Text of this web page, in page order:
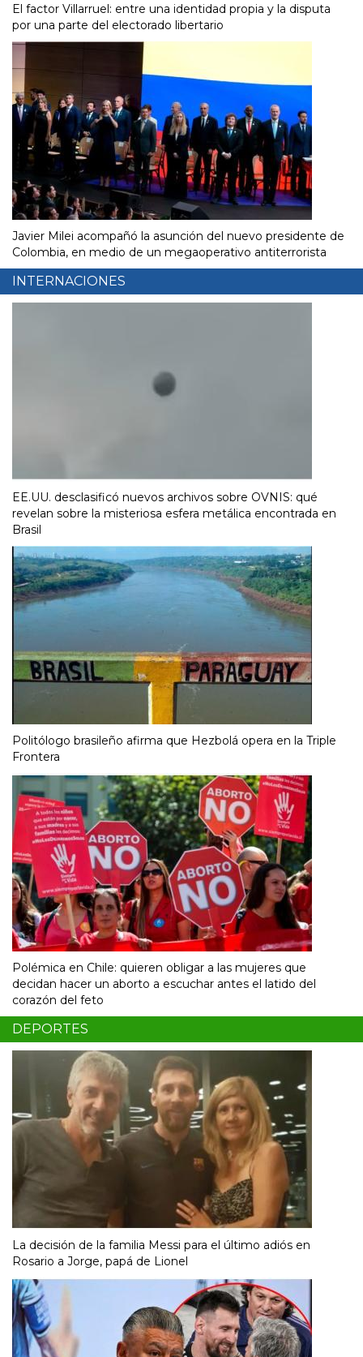
El factor Villarruel: entre una identidad propia y la disputa
por una parte del electorado libertario
Javier Milei acompañó la asunción del nuevo presidente de
Colombia, en medio de un megaoperativo antiterrorista
INTERNACIONES
EE.UU. desclasificó nuevos archivos sobre OVNIS: qué
revelan sobre la misteriosa esfera metálica encontrada en
Brasil
Politólogo brasileño afirma que Hezbolá opera en la Triple
Frontera
Polémica en Chile: quieren obligar a las mujeres que
decidan hacer un aborto a escuchar antes el latido del
corazón del feto
DEPORTES
La decisión de la familia Messi para el último adiós en
Rosario a Jorge, papá de Lionel